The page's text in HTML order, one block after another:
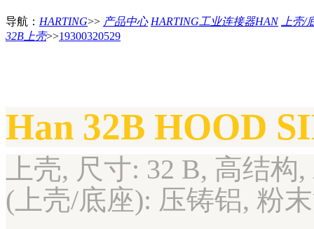
导航： HARTING>> 产品中心 HARTING工业连接器HAN
上壳/
32B上壳>>19300320529
Han 32B HOOD
上壳, 尺寸: 32 B, 高结
(上壳/底座): 压铸铝, 粉